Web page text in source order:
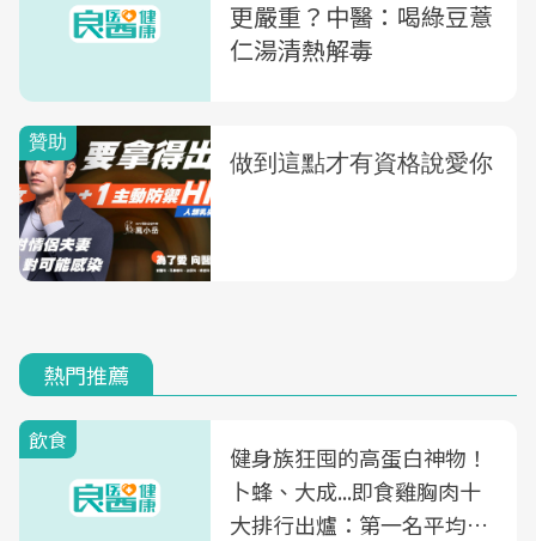
更嚴重？中醫：喝綠豆薏
仁湯清熱解毒
熱門推薦
飲食
健身族狂囤的高蛋白神物！
卜蜂、大成...即食雞胸肉十
大排行出爐：第一名平均一